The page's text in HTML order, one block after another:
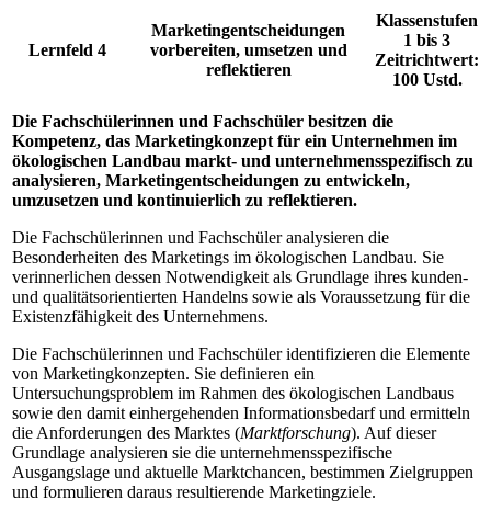
Lernfeld 4
Marketingentscheidungen
vorbereiten, umsetzen und
reflektieren
Klassenstufen
1 bis 3
Zeitrichtwert:
100 Ustd.
Die Fachschülerinnen und Fachschüler besitzen die
Kompetenz, das Marketing­konzept für ein Unternehmen im
ökologischen Landbau markt- und unter­nehmensspezifisch zu
analysieren, Marketingentscheidungen zu entwickeln,
umzusetzen und kontinuierlich zu reflektieren.
Die Fachschülerinnen und Fachschüler analysieren die
Besonderheiten des Marketings im ökologischen Landbau. Sie
verinnerlichen dessen Notwendigkeit als Grundlage ihres kunden-
und qualitätsorientierten Handelns sowie als Voraussetzung für die
Existenzfähigkeit des Unternehmens.
Die Fachschülerinnen und Fachschüler identifizieren die Elemente
von Marketing­konzepten. Sie definieren ein
Untersuchungsproblem im Rahmen des ökologischen Landbaus
sowie den damit einhergehenden Informationsbedarf und ermitteln
die Anforderungen des Marktes (Marktforschung). Auf dieser
Grundlage analysieren sie die unternehmensspezifische
Ausgangslage und aktuelle Marktchancen, bestimmen Zielgruppen
und formulieren daraus resultierende Marketingziele.